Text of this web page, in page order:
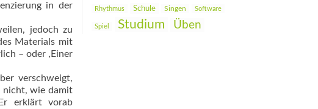
in der
jedoch zu
Materials mit
– oder ,Einer
verschweigt,
nicht, wie damit
erklärt vorab
Rhythmus Schule Singen Software
Spiel Studium Üben